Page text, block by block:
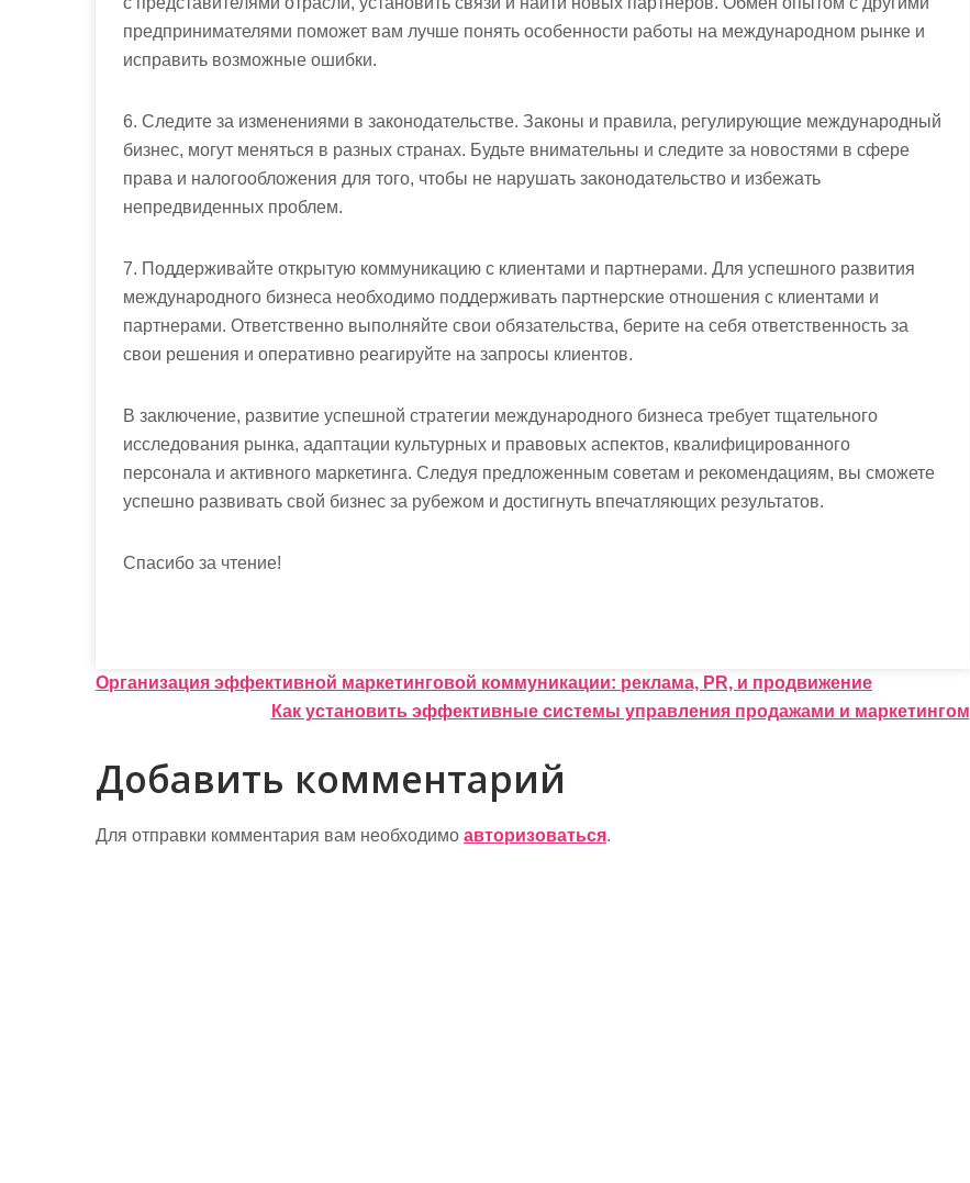
предпринимателями поможет вам лучше понять особенности работы на международном рынке и
исправить возможные ошибки.
6. Следите за изменениями в законодательстве. Законы и правила, регулирующие международный
бизнес, могут меняться в разных странах. Будьте внимательны и следите за новостями в сфере
права и налогообложения для того, чтобы не нарушать законодательство и избежать
непредвиденных проблем.
7. Поддерживайте открытую коммуникацию с клиентами и партнерами. Для успешного развития
международного бизнеса необходимо поддерживать партнерские отношения с клиентами и
партнерами. Ответственно выполняйте свои обязательства, берите на себя ответственность за
свои решения и оперативно реагируйте на запросы клиентов.
В заключение, развитие успешной стратегии международного бизнеса требует тщательного
исследования рынка, адаптации культурных и правовых аспектов, квалифицированного
персонала и активного маркетинга. Следуя предложенным советам и рекомендациям, вы сможете
успешно развивать свой бизнес за рубежом и достигнуть впечатляющих результатов.
Спасибо за чтение!
Н
в
и
г
Организация эффективной маркетинговой коммуникации: реклама, PR, и продвижение
Как установить эффективные системы управления продажами и маркетингом
Добавить комментарий
Для отправки комментария вам необходимо авторизоваться.